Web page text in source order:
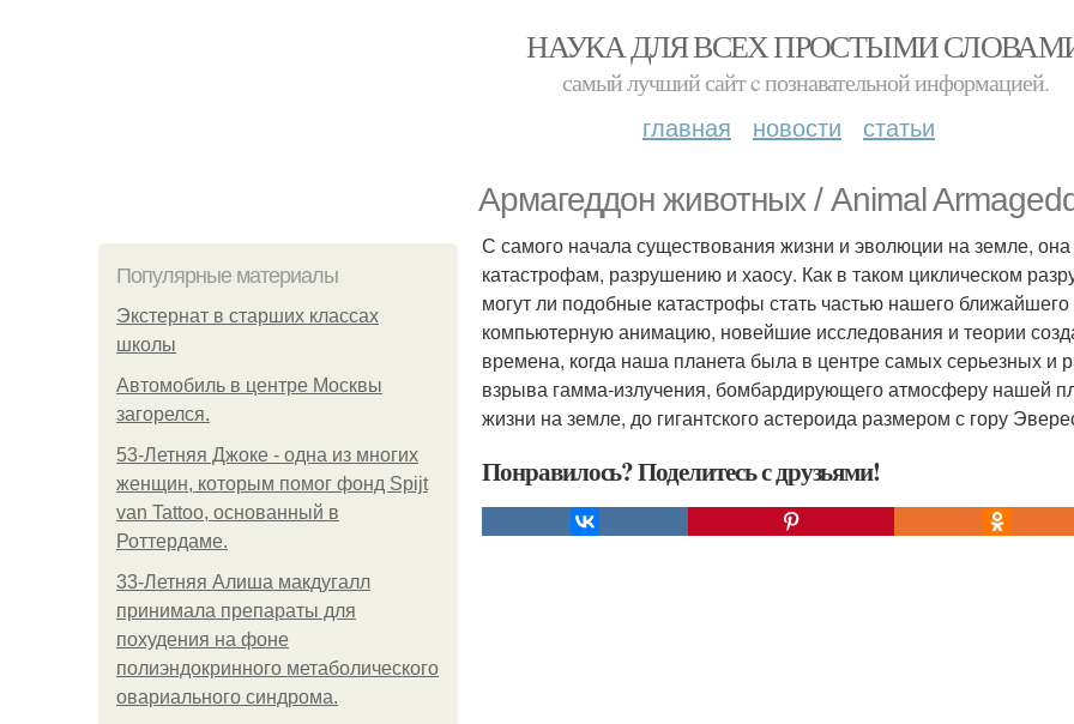
НАУКА ДЛЯ ВСЕХ ПРОСТЫМИ
самый лучший сайт c познавательной информацией.
главная новости статьи
Армагеддон животных / Animal
Популярные материалы
Экстернат в старших классах
школы
Автомобиль в центре Москвы
загорелся.
53-Летняя Джоке - одна из многих
женщин, которым помог фонд Spijt
van Tattoo, основанный в
Роттердаме.
33-Летняя Алиша макдугалл
принимала препараты для
похудения на фоне
полиэндокринного метаболического
овариального синдрома.
С самого начала существования жизни и эволюции на земле,
катастрофам, разрушению и хаосу. Как в таком циклическом
могут ли подобные катастрофы стать частью нашего
компьютерную анимацию, новейшие исследования и теории
времена, когда наша планета была в центре самых серьезных и
взрыва гамма-излучения, бомбардирующего атмосферу нашей
жизни на земле, до гигантского астероида размером с гору
Понравилось? Поделитесь с друзьями!